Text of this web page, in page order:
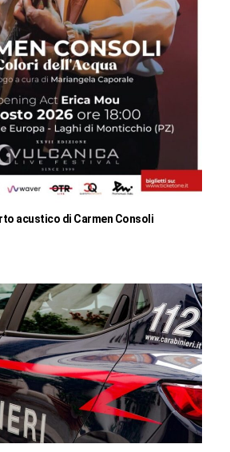
acustico di Carmen Consoli